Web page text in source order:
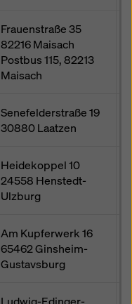
Frauenstraße 35
82216Maisach
Postbus115, 82213
Maisach
Senefelderstraße 19
30880Laatzen
Heidekoppel 10
24558 Henstedt-
Ulzburg
Am Kupferwerk 16
65462Ginsheim-
Gustavsburg